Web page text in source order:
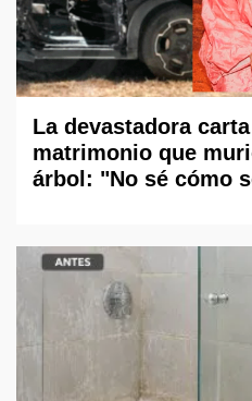
La devastadora
matrimonio que
árbol: "No sé cómo